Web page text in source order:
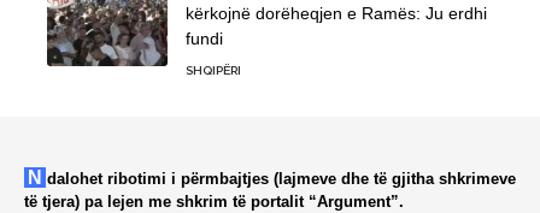
kërkojnë dorëheqjen e Ramës: Ju erdhi
fundi
SHQIPËRI
Ndalohet ribotimi i përmbajtjes (lajmeve dhe të gjitha shkrimeve
të tjera) pa lejen me shkrim të portalit “Argument”.